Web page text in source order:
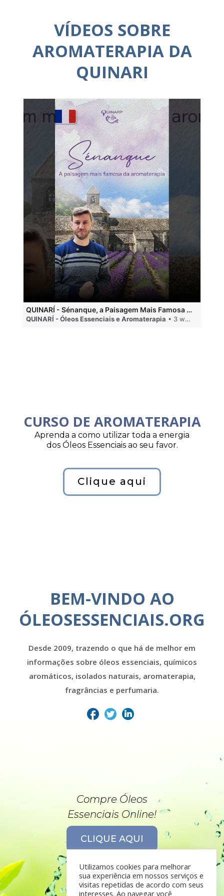
VÍDEOS SOBRE
AROMATERAPIA DA
QUINARI
QUINARÍ - Sénanque, a Paisagem Mais Famosa da Aromaterapia
QUINARÍ - Óleos Essenciais e Aromaterapia • 3 weeks ago
CURSO DE AROMATERAPIA
Aprenda a como utilizar toda a energia
dos Óleos Essenciais ao seu favor.
Clique aqui
BEM-VINDO AO
ÓLEOSESSENCIAIS.ORG
Desde 2009, trazendo o que há de melhor em
informações sobre óleos essenciais, químicos
aromáticos, isolados naturais, aromaterapia,
fragrâncias e perfumaria.
Compre Óleos
Essenciais Online!
CLIQUE AQUI
Utilizamos cookies para melhorar
sua experiência em nossos serviços e
visitas repetidas de acordo com seus
interesses. Ao navegar você